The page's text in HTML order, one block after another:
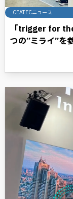
CEATECニュース
「trigger for
つの”ミライ”を